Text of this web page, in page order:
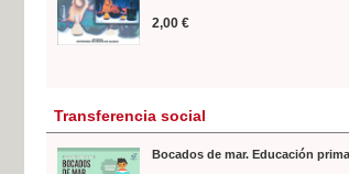
2,00 €
Transferencia social
Bocados de mar. Educación